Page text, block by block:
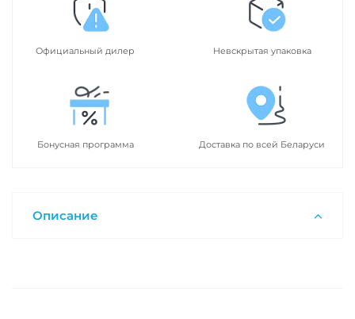
Официальный дилер Невскрытая упаковка
Бонусная программа Доставка по всей Беларуси
Описание